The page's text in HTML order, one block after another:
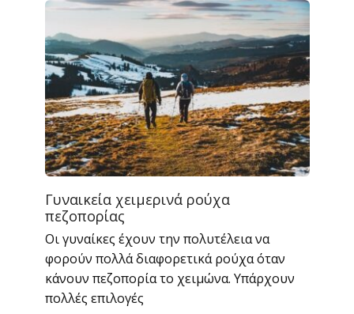
Γυναικεία χειμερινά ρούχα
πεζοπορίας
Οι γυναίκες έχουν την πολυτέλεια να
φορούν πολλά διαφορετικά ρούχα όταν
κάνουν πεζοπορία το χειμώνα. Υπάρχουν
πολλές επιλογές